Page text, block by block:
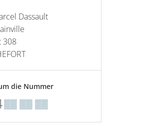
Dassault
308
die Nummer
▒▒ ▒▒ ▒▒